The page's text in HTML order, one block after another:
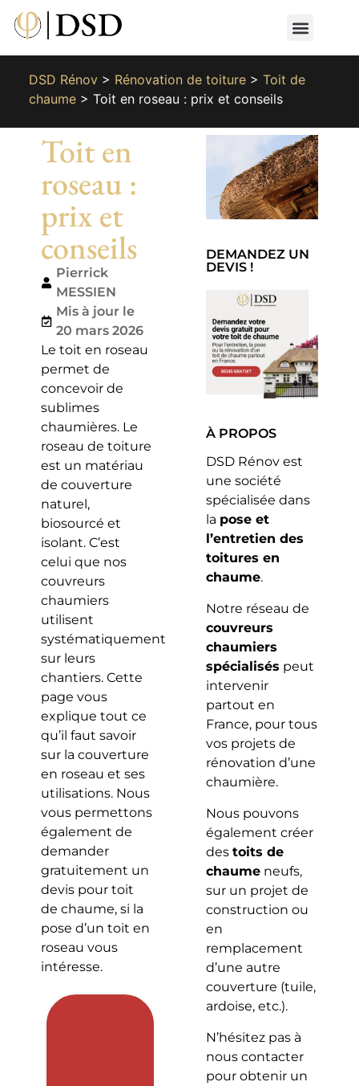
DSD Rénov> Rénovation de toiture> Toit de
chaume> Toit en roseau : prix et conseils
Toit en
roseau :
prix et
conseils
Pierrick
MESSIEN
Mis à jour le
20 mars 2026
Le toit en roseau
permet de
concevoir de
sublimes
chaumières. Le
roseau de toiture
est un matériau
de couverture
naturel,
biosourcé et
isolant. C’est
celui que nos
couvreurs
chaumiers
utilisent
systématiquement
sur leurs
chantiers. Cette
page vous
explique tout ce
qu’il faut savoir
sur la couverture
en roseau et ses
utilisations. Nous
vous permettons
également de
demander
gratuitement un
devis pour toit
de chaume, si la
pose d’un toit en
roseau vous
intéresse.
DEMANDEZ UN
DEVIS !
À PROPOS
DSD Rénov est
une société
spécialisée dans
la pose et
l’entretien des
toitures en
chaume.
Notre réseau de
couvreurs
chaumiers
spécialisés peut
intervenir
partout en
France, pour tous
vos projets de
rénovation d’une
chaumière.
Nous pouvons
également créer
des toits de
chaumeneufs,
sur un projet de
construction ou
en
remplacement
d’une autre
couverture (tuile,
ardoise, etc.).
N’hésitez pas à
nous contacter
pour obtenir un